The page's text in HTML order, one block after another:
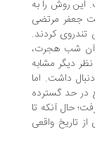
را به
مرتضی
کردند.
هجرت،
مشابه
اما
گسترده
تا
واقعی